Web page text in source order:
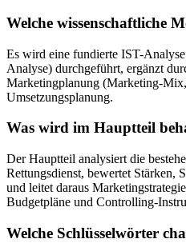
Welche wissenschaftliche
Es wird eine fundierte IST-
Analyse) durchgeführt, ergänzt
Marketingplanung (Marketing-
Umsetzungsplanung.
Was wird im Hauptteil
Der Hauptteil analysiert die
Rettungsdienst, bewertet Stärken,
und leitet daraus
Budgetpläne und Controlling-
Welche Schlüsselwörter